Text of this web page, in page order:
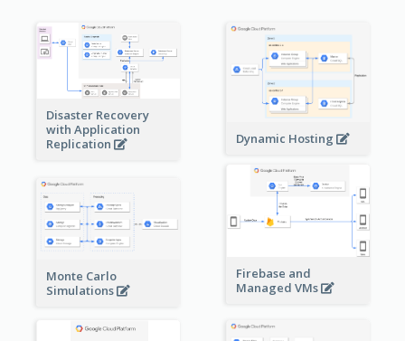
Disaster Recovery
with Application
Replication
Dynamic Hosting
Firebase and
Managed VMs
Monte Carlo
Simulations